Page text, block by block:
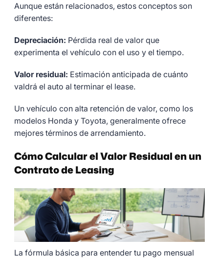
Aunque están relacionados, estos conceptos son
diferentes:
Depreciación: Pérdida real de valor que
experimenta el vehículo con el uso y el tiempo.
Valor residual: Estimación anticipada de cuánto
valdrá el auto al terminar el lease.
Un vehículo con alta retención de valor, como los
modelos Honda y Toyota, generalmente ofrece
mejores términos de arrendamiento.
Cómo Calcular el Valor Residual en un
Contrato de Leasing
La fórmula básica para entender tu pago mensual